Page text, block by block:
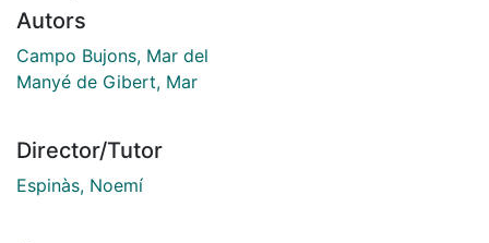
Autors
Campo Bujons, Mar del
Manyé de Gibert, Mar
Director/Tutor
Espinàs, Noemí